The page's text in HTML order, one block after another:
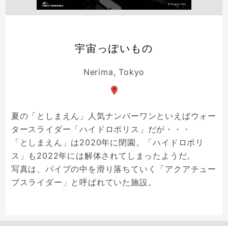
宇宙っぽいもの
Nerima, Tokyo
夏の「としまえん」人気ナンバーワンといえばウォー
タースライダー「ハイドロポリス」だが・・・
「としまえん」は2020年に閉園。「ハイドロポリ
ス」も2022年には解体されてしまったようだ。
写真は、パイプの中を滑り落ちていく「アクアチュー
ブスライダー」と呼ばれていた施設。